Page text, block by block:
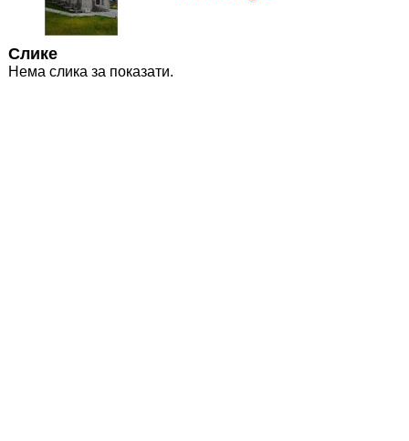
Слике
Нема слика за показати.